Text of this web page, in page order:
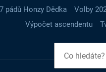
7 pádů Honzy Dědka Volby
Výpočet ascendentu